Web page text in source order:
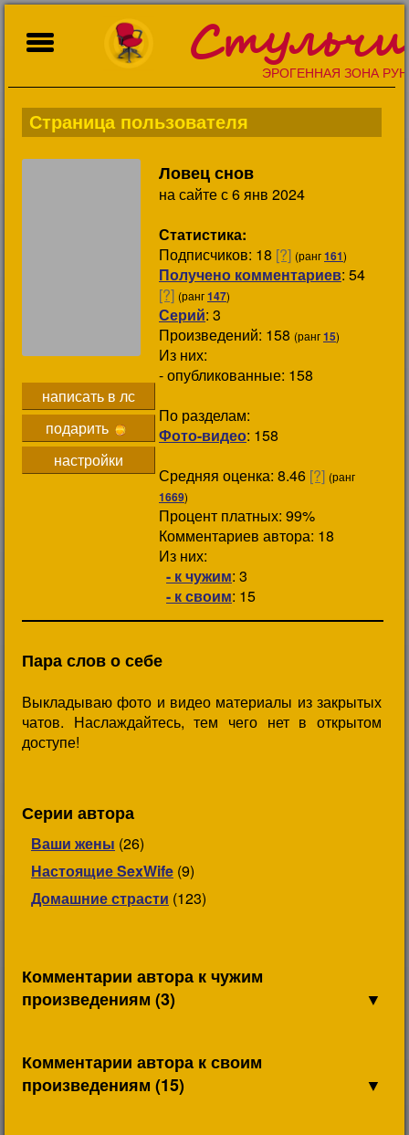
ЭРОГЕННАЯ ЗОНА
Страница пользователя
написать в лс
подарить
настройки
Ловец снов
на сайте с 6 янв 2024
Статистика:
Подписчиков: 18 [?] (ранг161)
Получено комментариев: 54
[?] (ранг147)
Серий: 3
Произведений: 158 (ранг15)
Из них:
- опубликованные: 158
По разделам:
Фото-видео: 158
Средняя оценка: 8.46 [?] (ранг
1669)
Процент платных: 99%
Комментариев автора: 18
Из них:
- к чужим: 3
- к своим: 15
Пара слов о себе
Выкладываю фото и видео материалы из закрытых
чатов. Наслаждайтесь, тем чего нет в открытом
доступе!
Серии автора
Ваши жены (26)
Настоящие SexWife (9)
Домашние страсти (123)
Комментарии автора к чужим
произведениям (3)
▼
Комментарии автора к своим
произведениям (15)
▼